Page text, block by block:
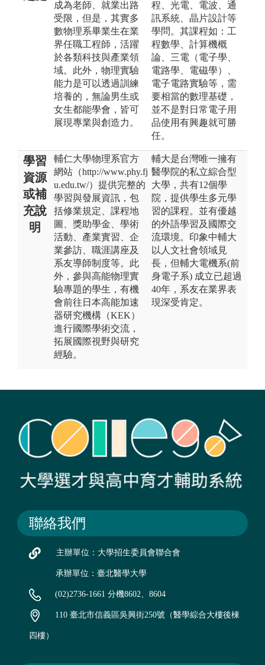
成為老師、就業出路
受限，但是，其實多
數物理系畢業生在業
界任職工程師，活躍
於各類科技與產業領
域。此外，物理實驗
能力是可以透過訓練
培養的，無論男生或
女生都能學會，皆可
展現專業與創造力。
程、光電、電波、通
訊系統、晶片設計等
學問。其課程如：工
程數學、計算機概
論、三電（電子學、
電路學、電磁學）、
電子電路實驗等，需
要相當的數理基礎，
並不是對日常電子用
品使用有興趣就可勝
任。
學習
資源
或補
充說
明
輔仁大學物理系官方
網站（http://www.phy.fj
u.edu.tw/）提供完整的
學習與發展資訊，包
括修業規定、課程地
圖、獎助學金、學術
活動、產業實習、企
業參訪、職涯講座及
系友導師制度等。此
外，參與高能物理實
驗專題的學生，有機
會前往日本高能加速
器研究機構（KEK）
進行國際學術交流，
拓展國際視野與研究
經驗。
輔大是台灣唯一擁有
醫學院的私立綜合型
大學，共有12個學
院，提供學生多元學
習的課程。並有優越
的外語學習及國際交
流環境。印象中輔大
以人文社會領域見
長，但輔大電機系(前
身電子系) 成立已超過
40年，系友在業界表
現深受肯定。
聯絡我們
主辦單位：大學招生委員會聯合會
承辦單位：臺北醫學大學
(02)2736-1661 分機8602、8604
110 臺北市信義區吳興街250號（醫學綜合大樓後棟
四樓）